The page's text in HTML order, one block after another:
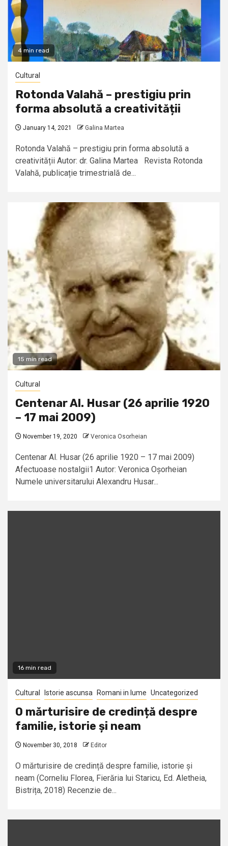
4 min read
Cultural
Rotonda Valahă – prestigiu prin
forma absolută a creativității
January 14, 2021 Galina Martea
Rotonda Valahă – prestigiu prin forma absolută a
creativității Autor: dr. Galina Martea Revista Rotonda
Valahă, publicație trimestrială de...
15 min read
Cultural
Centenar Al. Husar (26 aprilie 1920
– 17 mai 2009)
November 19, 2020 Veronica Osorheian
Centenar Al. Husar (26 aprilie 1920 – 17 mai 2009)
Afectuoase nostalgii1 Autor: Veronica Oșorheian
Numele universitarului Alexandru Husar...
16 min read
Cultural Istorie ascunsa Romani in lume Uncategorized
O mărturisire de credință despre
familie, istorie și neam
November 30, 2018 Editor
O mărturisire de credință despre familie, istorie și
neam (Corneliu Florea, Fierăria lui Staricu, Ed. Aletheia,
Bistrița, 2018) Recenzie de...